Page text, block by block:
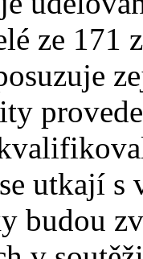
ze
utkají
budou